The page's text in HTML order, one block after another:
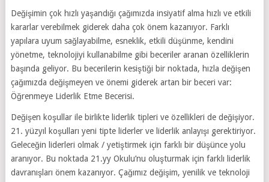
Değişimin çok hızlı yaşandığı çağımızda insiyatif alma hızlı ve etkili
kararlar verebilmek giderek daha çok önem kazanıyor. Farklı
yapılara uyum sağlayabilme, esneklik, etkili düşünme, kendini
yönetme, teknolojiyi kullanabilme gibi beceriler aranan özelliklerin
başında geliyor. Bu becerilerin kesiştiği bir noktada, hızla değişen
çağımızda değişmeyen ve önemi giderek artan bir beceri var:
Öğrenmeye Liderlik Etme Becerisi.
Değişen koşullar ile birlikte liderlik tipleri ve özellikleri de değişiyor.
21. yüzyıl koşulları yeni tipte liderler ve liderlik anlayışı gerektiriyor.
Geleceğin liderleri olmak / yetiştirmek için farklı bir düşünce yolu
aranıyor. Bu noktada 21.yy Okulu’nu oluşturmak için farklı liderlik
davranışları önem kazanıyor. Çağımız değişim, yenilik ve teknoloji